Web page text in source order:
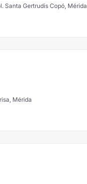
Santa Gertrudis Copó, Mérida
Mérida